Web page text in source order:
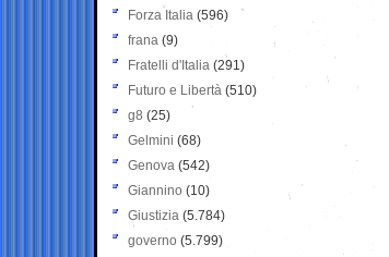
Forza Italia (596)
frana (9)
Fratelli d'Italia (291)
Futuro e Libertà (510)
g8 (25)
Gelmini (68)
Genova (542)
Giannino (10)
Giustizia (5.784)
governo (5.799)